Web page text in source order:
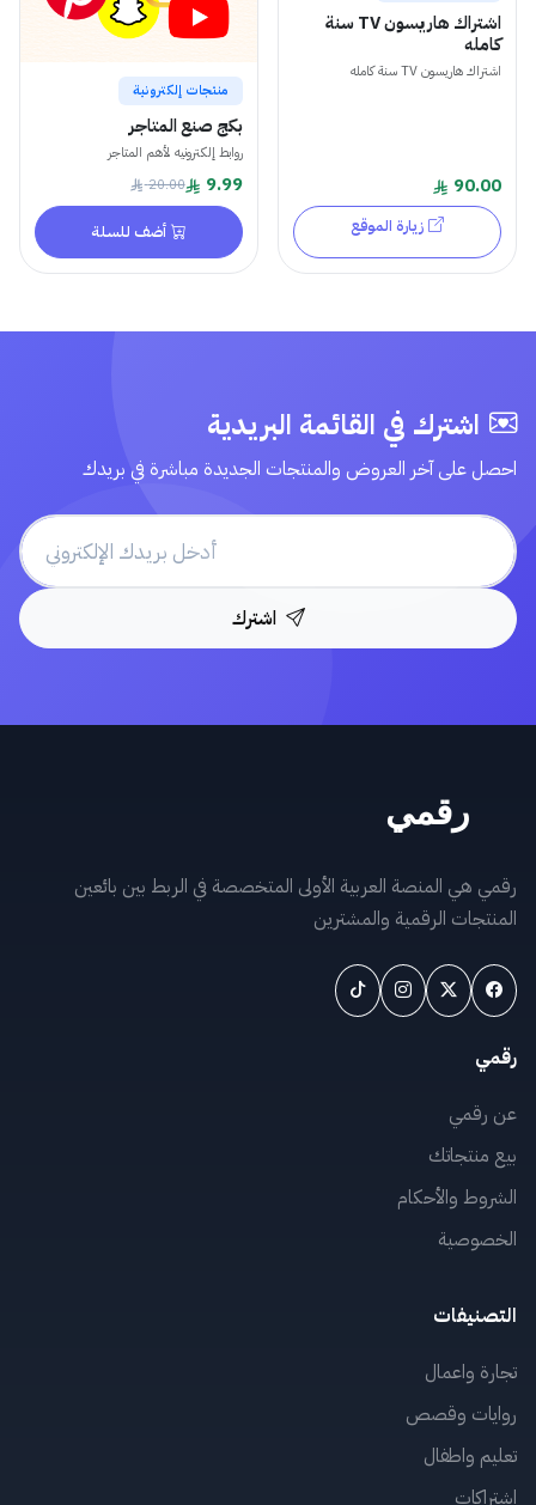
اشتراك هاريسون TV سنة
كامله
اشتراك هاريسون TV سنة كامله
90.00
زيارة الموقع
منتجات إلكترونية
بكج صنع المتاجر
روابط إلكترونيه لأهم المتاجر
9.99
20.00
أضف للسلة
اشترك في القائمة البريدية
احصل على آخر العروض والمنتجات الجديدة مباشرة في بريدك
اشترك
رقمي هي المنصة العربية الأولى المتخصصة في الربط بين بائعين
المنتجات الرقمية والمشترين
رقمي
عن رقمي
بيع منتجاتك
الشروط والأحكام
الخصوصية
التصنيفات
تجارة واعمال
روايات وقصص
تعليم واطفال
اشتراكات